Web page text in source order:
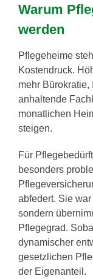
Warum
werden
Pflegeheime
Kostendruck.
mehr
anhaltende
monatlichen
steigen.
Für
besonders
abfedert. Sie
sondern
Pflegegrad.
dynamischer
gesetzlichen
der Eigenanteil.